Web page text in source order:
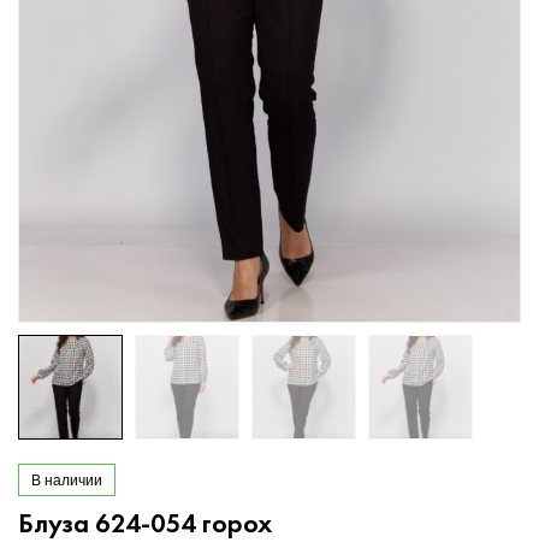
В наличии
Блуза 624-054 горох